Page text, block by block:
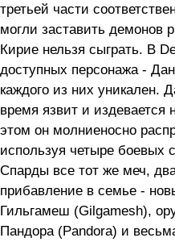
третьей части
могли заставить демонов
Кирие нельзя сыграть. В
доступных персонажа -
каждого из них уникален.
время язвит и
этом он молниеносно
используя четыре боевых
Спарды все тот же меч,
прибавление в семье -
Гильгамеш (Gilgamesh),
Пандора (Pandora) и